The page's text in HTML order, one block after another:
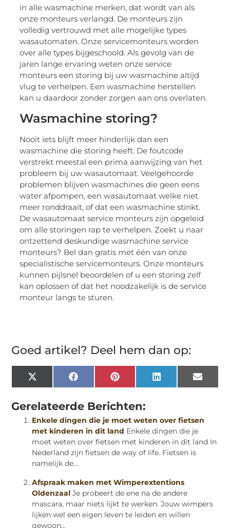
in alle wasmachine merken, dat wordt van als
onze monteurs verlangd. De monteurs zijn
volledig vertrouwd met alle mogelijke types
wasautomaten. Onze servicemonteurs worden
over alle types bijgeschoold. Als gevolg van de
jaren lange ervaring weten onze service
monteurs een storing bij uw wasmachine altijd
vlug te verhelpen. Een wasmachine herstellen
kan u daardoor zonder zorgen aan ons overlaten.
Wasmachine storing?
Nooit iets blijft meer hinderlijk dan een
wasmachine die storing heeft. De foutcode
verstrekt meestal een prima aanwijzing van het
probleem bij uw wasautomaat. Veelgehoorde
problemen blijven wasmachines die geen eens
water afpompen, een wasautomaat welke niet
meer ronddraait, of dat een wasmachine stinkt.
De wasautomaat service monteurs zijn opgeleid
om alle storingen rap te verhelpen. Zoekt u naar
ontzettend deskundige wasmachine service
monteurs? Bel dan gratis met één van onze
specialistische servicemonteurs. Onze monteurs
kunnen pijlsnel beoordelen of u een storing zelf
kan oplossen of dat het noodzakelijk is de service
monteur langs te sturen.
Goed artikel? Deel hem dan op:
X
(Twitter)
FacebookPinterestLinkedInEmail
Gerelateerde Berichten:
Enkele dingen die je moet weten over fietsen
met kinderen in dit land Enkele dingen die je
moet weten over fietsen met kinderen in dit land In
Nederland zijn fietsen de way of life. Fietsen is
namelijk de...
Afspraak maken met Wimperextentions
Oldenzaal Je probeert de ene na de andere
mascara, maar niets lijkt te werken. Jouw wimpers
lijken wel een eigen leven te leiden en willen
gewoon...